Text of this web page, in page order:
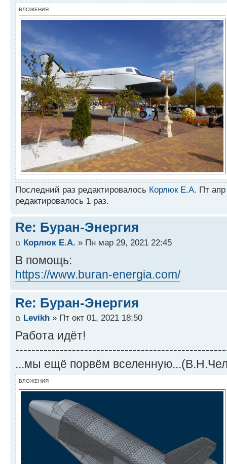
ВЛОЖЕНИЯ
Последний раз редактировалось Корлюк Е.А. Пт
редактировалось 1 раз.
Re: Буран-Энергия
Корлюк Е.А. » Пн мар 29, 2021 22:45
В помощь:
https://www.buran-energia.com/
Re: Буран-Энергия
Levikh » Пт окт 01, 2021 18:50
Работа идёт!
...мы ещё порвём
ВЛОЖЕНИЯ